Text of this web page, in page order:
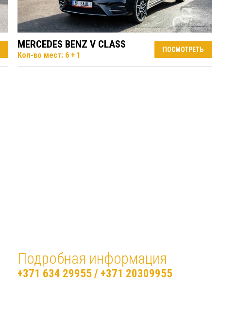
MERCEDES BENZ V CLASS
Кол-во мест: 6 + 1
ПОСМОТРЕТЬ
Подробная информация
+371 634 29955/ +371 20309955